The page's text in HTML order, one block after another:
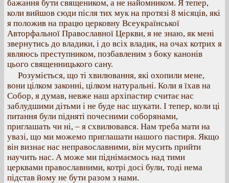
бажання бути священиком, а не найомником. Я тепер,
коли вийшов сюди після тих мук на протязі 8 місяців, які
я положив на працю церковну Всеукраїнської
Авторфальної Православної Церкви, я не знаю, як мені
звернутись до владики, і до всіх владик, на очах котрих я
являюсь преступником, позбавленим з боку канонів
цього священницького сану.
Розуміється, що ті хвилювання, які охопили мене,
вони цілком законні, цілком натуральні. Коли я їхав на
Собор, я думав, невже наш архіпастир считає нас
заблудшими дітьми і не буде нас шукати. І тепер, коли ці
питання були підняті почесними соборянами,
приглашать чи ні, – я схвилювався. Нам треба мати на
увазі, що ми можемо приглашати нашого пастиря. Якщо
він визнає нас неправославними, він мусить прийти
научить нас. А може ми піднімаємось над тими
церквами православними, котрі досі були, тоді нема
підстав йому не бути разом з нами.